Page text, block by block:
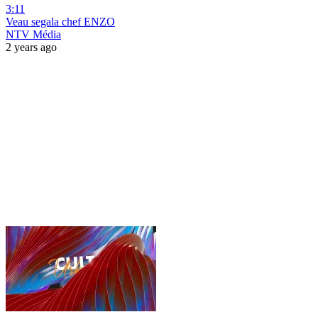
3:11
Veau segala chef ENZO
NTV Média
2 years ago